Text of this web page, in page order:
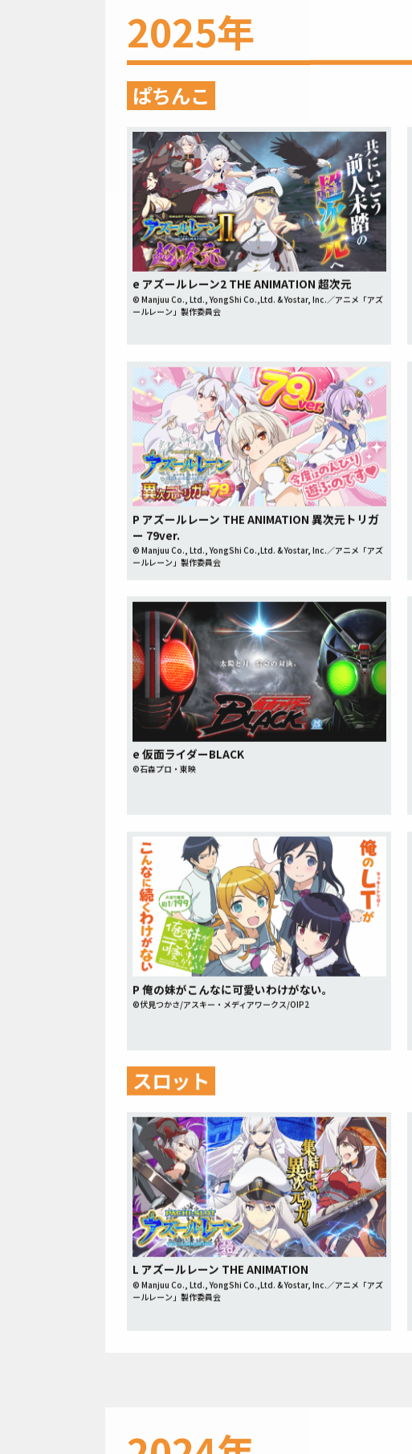
2025年
ぱちんこ
e アズールレーン2 THE ANIMATION 超次元
© Manjuu Co., Ltd., YongShi Co.,Ltd. & Yostar, Inc.／アニメ「アズ
ールレーン」製作委員会
P アズールレーン THE ANIMATION 異次元トリガ
ー 79ver.
© Manjuu Co., Ltd., YongShi Co.,Ltd. & Yostar, Inc.／アニメ「アズ
ールレーン」製作委員会
e 仮面ライダーBLACK
©石森プロ・東映
P 俺の妹がこんなに可愛いわけがない。
©伏見つかさ/アスキー・メディアワークス/OIP2
スロット
L アズールレーン THE ANIMATION
© Manjuu Co., Ltd., YongShi Co.,Ltd. & Yostar, Inc.／アニメ「アズ
ールレーン」製作委員会